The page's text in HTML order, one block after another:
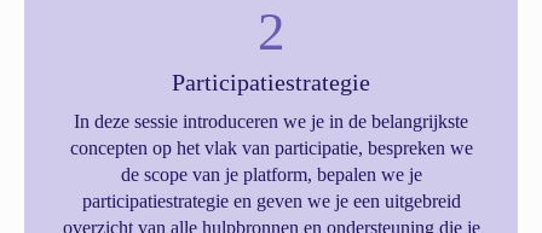
2
Participatiestrategie
In deze sessie introduceren we je in de belangrijkste
concepten op het vlak van participatie, bespreken we
de scope van je platform, bepalen we je
participatiestrategie en geven we je een uitgebreid
overzicht van alle hulpbronnen en ondersteuning die je